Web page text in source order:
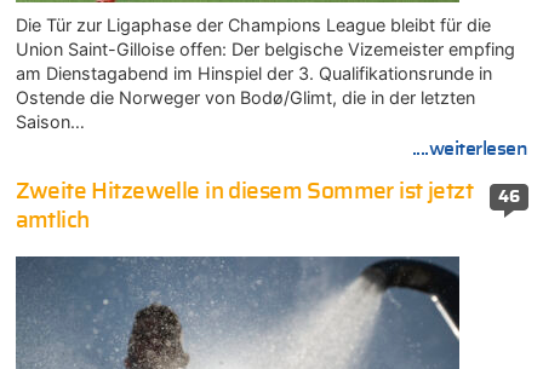
Die Tür zur Ligaphase der Champions League bleibt für die
Union Saint-Gilloise offen: Der belgische Vizemeister empfing
am Dienstagabend im Hinspiel der 3. Qualifikationsrunde in
Ostende die Norweger von Bodø/Glimt, die in der letzten
Saison…
....weiterlesen
46
Zweite Hitzewelle in diesem Sommer ist jetzt
amtlich